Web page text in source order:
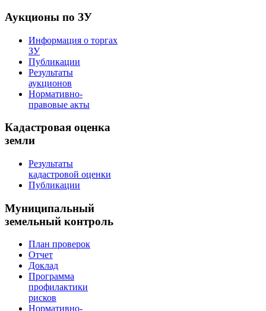
Аукционы по ЗУ
Информация о торгах
ЗУ
Публикации
Результаты
аукционов
Нормативно-
правовые акты
Кадастровая оценка
земли
Результаты
кадастровой оценки
Публикации
Муниципальный
земельный контроль
План проверок
Отчет
Доклад
Программа
профилактики
рисков
Нормативно-